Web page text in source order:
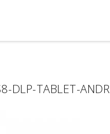
DLP-TABLET-